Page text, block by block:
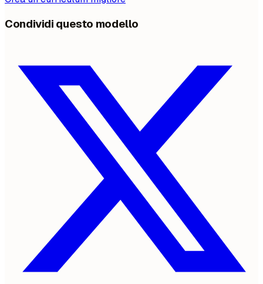
Condividi questo modello